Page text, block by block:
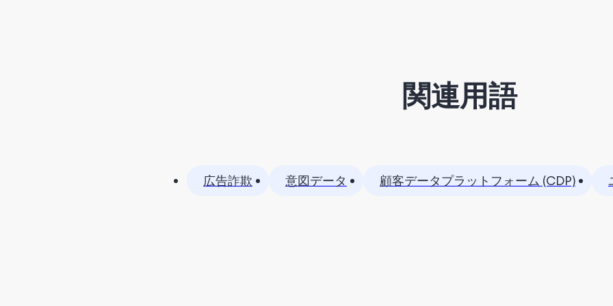
関連用語
広告詐欺 意図データ 顧客データプラットフォーム (CDP)